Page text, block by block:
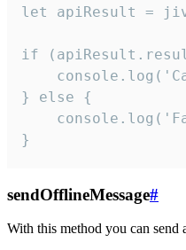
let apiResult =
if
} else {
}
sendOfflineMessage#
With this method you can send